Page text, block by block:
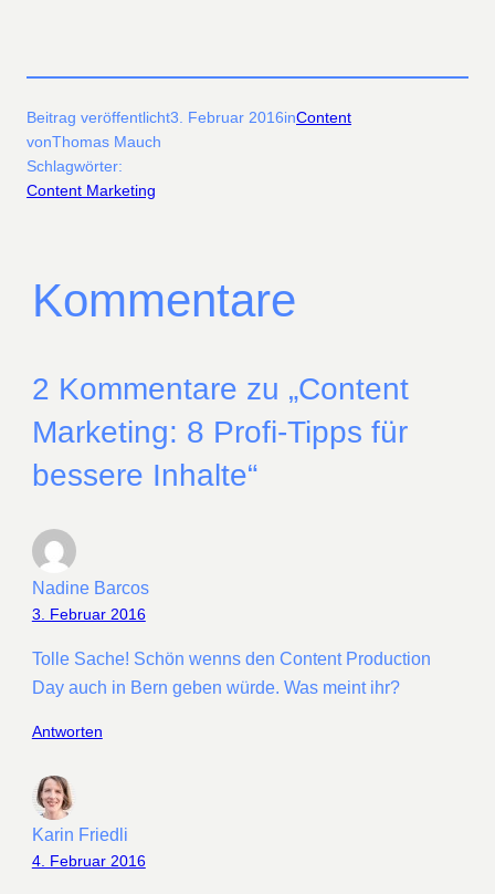
Beitrag veröffentlicht3. Februar 2016inContent
vonThomas Mauch
Schlagwörter:
Content Marketing
Kommentare
2 Kommentare zu „Content
Marketing: 8 Profi-Tipps für
bessere Inhalte“
Nadine Barcos
3. Februar 2016
Tolle Sache! Schön wenns den Content Production
Day auch in Bern geben würde. Was meint ihr?
Antworten
Karin Friedli
4. Februar 2016